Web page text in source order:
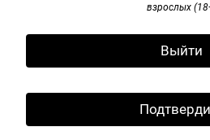
взрослых
Выйти